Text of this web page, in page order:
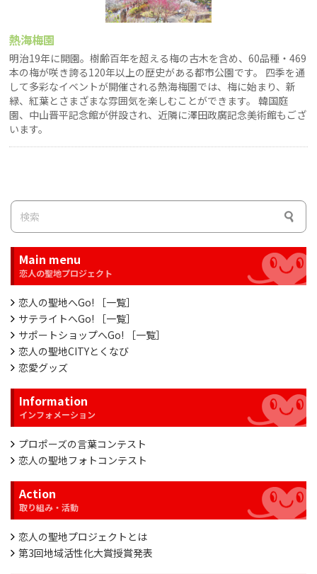
熱海梅園
明治19年に開園。樹齢百年を超える梅の古木を含め、60品種・469
本の梅が咲き誇る120年以上の歴史がある都市公園です。 四季を通
して多彩なイベントが開催される熱海梅園では、梅に始まり、新
緑、紅葉とさまざまな雰囲気を楽しむことができます。 韓国庭
園、中山晋平記念館が併設され、近隣に澤田政廣記念美術館もござ
います。
Main menu
恋人の聖地へGo! ［一覧］
サテライトへGo! ［一覧］
サポートショップへGo! ［一覧］
恋人の聖地CITYとくなび
恋愛グッズ
Information
プロポーズの言葉コンテスト
恋人の聖地フォトコンテスト
Action
恋人の聖地プロジェクトとは
第3回地域活性化大賞授賞発表